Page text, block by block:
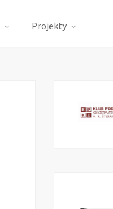
Projekty